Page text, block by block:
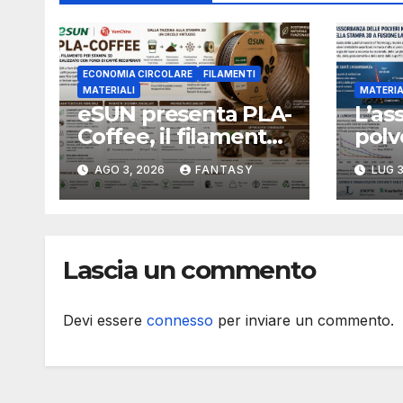
ECONOMIA CIRCOLARE
FILAMENTI
MATERIALI
eSUN presenta PLA-
Coffee, il filamento
per stampa 3D
sviluppato con
fondi di caffè
AGO 3, 2026 FANTASY LUG
Lascia un commento
Devi essere connesso per inviare un commento.